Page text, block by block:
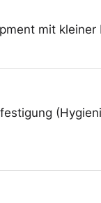
mit